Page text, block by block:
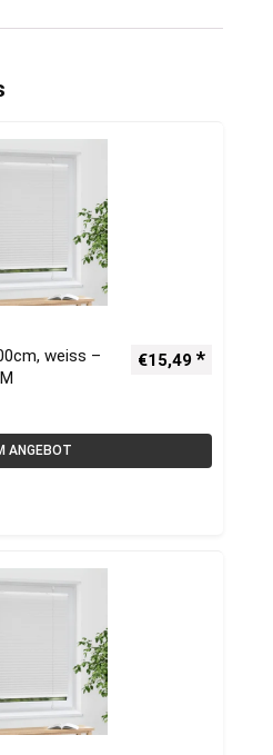
weiss –
€15,49
ANGEBOT